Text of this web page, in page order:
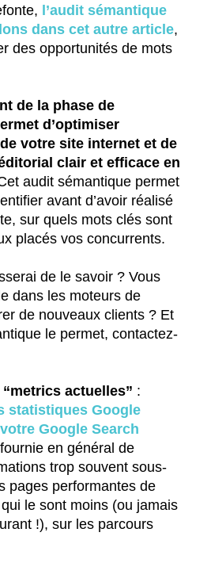
l’audit sémantique
dans cet autre article,
des opportunités de mots
de la phase de
d’optimiser
de votre site internet et de
clair et efficace en
audit sémantique permet
avant d’avoir réalisé
sur quels mots clés sont
placés vos concurrents.
de le savoir ? Vous
dans les moteurs de
de nouveaux clients ? Et
le permet, contactez-
actuelles” :
statistiques Google
Google Search
fournie en général de
trop souvent sous-
pages performantes de
le sont moins (ou jamais
!), sur les parcours